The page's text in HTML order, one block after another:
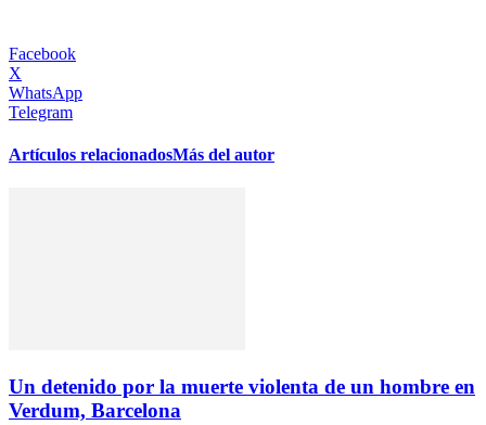
Facebook
X
WhatsApp
Telegram
Artículos relacionadosMás del autor
Un detenido por la muerte violenta de un hombre en
Verdum, Barcelona